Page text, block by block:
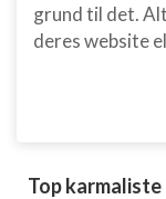
grund til det.
deres website
Top karmaliste